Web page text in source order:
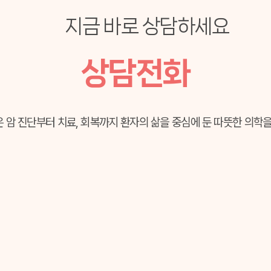
지금 바로 상담하세요
상담전화
암 진단부터 치료, 회복까지 환자의 삶을 중심에 둔 따뜻한 의학